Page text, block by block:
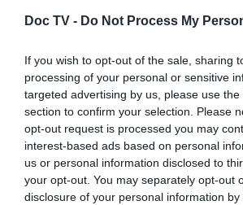
Doc TV - Do Not Process My
If you wish to opt-out of the sale, sharing
processing of your personal or sensitive
targeted advertising by us, please use
section to confirm your selection. Please
opt-out request is processed you may
interest-based ads based on personal
us or personal information disclosed to
your opt-out. You may separately opt-out
disclosure of your personal information
Ἕνας πέτρινος ταῦρος πηδάει
Μιὰ γυμνὴ γυναῖκα ἀνεβαίνει τὴ
κρατώντας μιὰ λεκάνη μὲ
Ὁ ἀτμὸς τῆς κρύβει τὸ
Ψηλὰ στὸν ἀέρα ἕνα
βομβίζει σὲ ἀόριστα σημεῖα.
Φυλάξου. Ἐσένα ζητοῦν.